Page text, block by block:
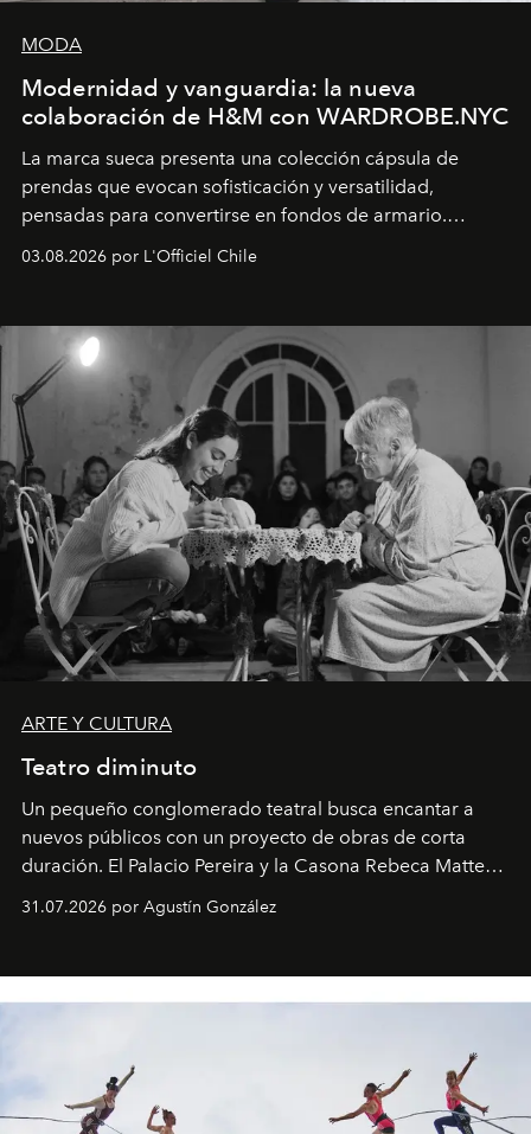
MODA
Modernidad y vanguardia: la nueva
colaboración de H&M con WARDROBE.NYC
La marca sueca presenta una colección cápsula de
prendas que evocan sofisticación y versatilidad,
pensadas para convertirse en fondos de armario.
03.08.2026 por L'Officiel Chile
ARTE Y CULTURA
Teatro diminuto
Un pequeño conglomerado teatral busca encantar a
nuevos públicos con un proyecto de obras de corta
duración. El Palacio Pereira y la Casona Rebeca Matte
miniobras. Sus puestas en escena son limpias; ponen el
31.07.2026 por Agustín González